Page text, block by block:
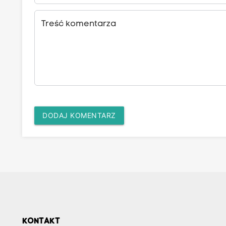
Treść komentarza
DODAJ KOMENTARZ
KONTAKT